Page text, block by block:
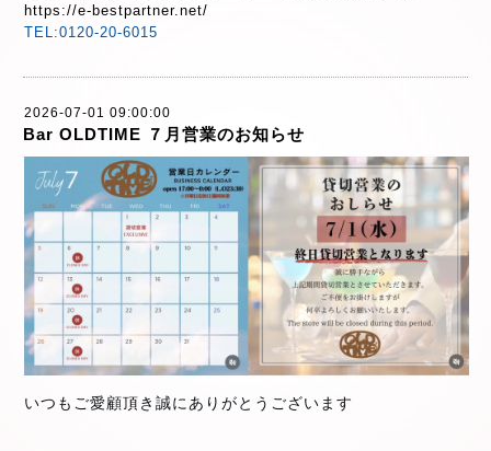
https://e-bestpartner.net/
TEL:0120-20-6015
2026-07-01 09:00:00
Bar OLDTIME ７月営業のお知らせ
いつもご愛顧頂き誠にありがとうございます